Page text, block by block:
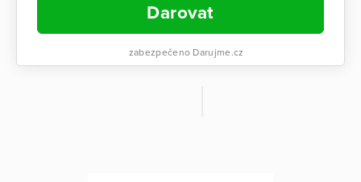
Darovat
zabezpečeno Darujme.cz